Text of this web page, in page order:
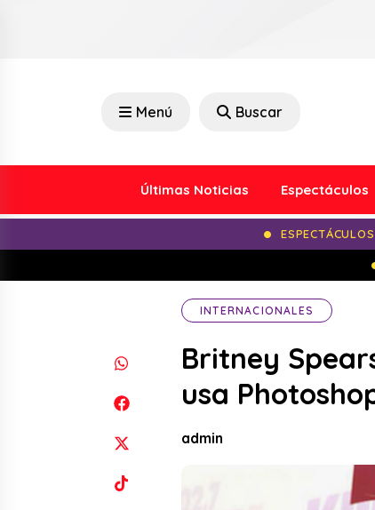
Menú Buscar
Últimas Noticias Espectáculos
ESPECTÁCULOS
INTERNACIONALES
Britney
usa
admin